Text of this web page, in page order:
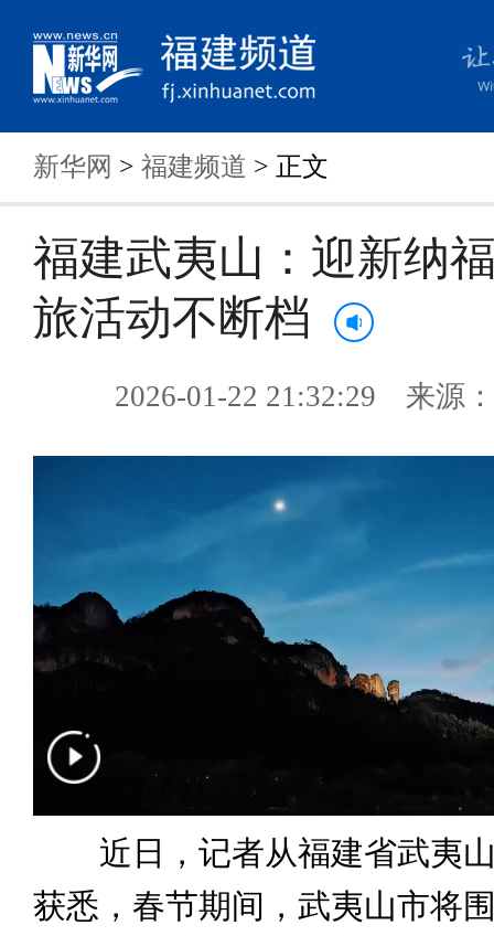
新华网 > 福建频道 > 正文
福建武夷山：迎新纳
旅活动不断档
2026-01-22 21:32:29 来源
近日，记者从福建省武夷山
获悉，春节期间，武夷山市将